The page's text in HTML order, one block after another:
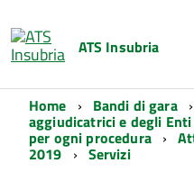
ATS Insubria
Home Bandi di gara
aggiudicatrici e degli
per ogni procedura
2019 Servizi